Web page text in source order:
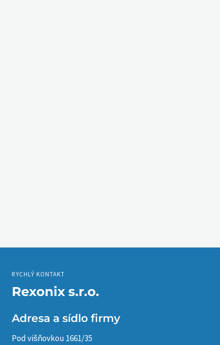
RYCHLÝ KONTAKT
Rexonix s.r.o.
Adresa a sídlo firmy
Pod višňovkou 1661/35